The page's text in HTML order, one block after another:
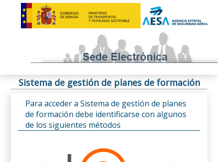
Sistema de gestión de planes de formación
Para acceder a Sistema de gestión de planes
de formación debe identificarse con algunos
de los siguientes métodos